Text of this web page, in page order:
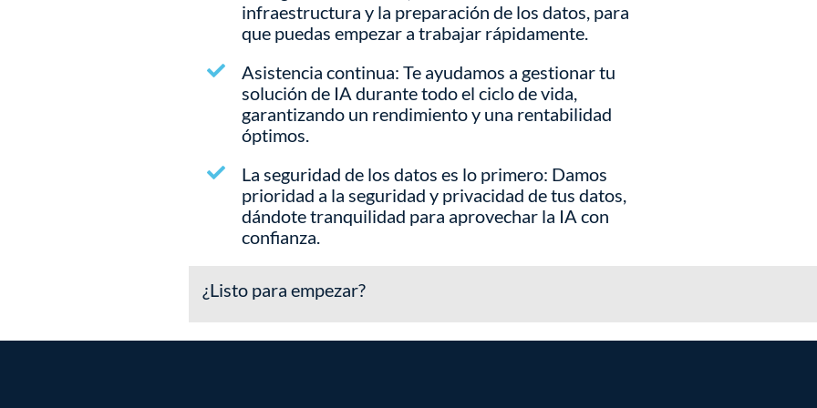
infraestructura y la preparación de los datos, para
que puedas empezar a trabajar rápidamente.
Asistencia continua: Te ayudamos a gestionar tu
solución de IA durante todo el ciclo de vida,
garantizando un rendimiento y una rentabilidad
óptimos.
La seguridad de los datos es lo primero: Damos
prioridad a la seguridad y privacidad de tus datos,
dándote tranquilidad para aprovechar la IA con
confianza.
¿Listo para empezar?